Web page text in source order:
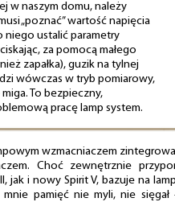
w naszym domu, należy
„poznać” wartość napięcia
niego ustalić parametry
za pomocą małego
zapałka), guzik na tylnej
wówczas w tryb pomiarowy,
To bezpieczny,
pracę lamp system.
wzmacniaczem
Choć zewnętrznie
jak i nowy Spirit V, bazuje na
pamięć nie myli, nie sięgał